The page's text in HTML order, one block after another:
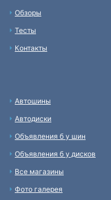
Обзоры
Тесты
Контакты
Автошины
Автодиски
Объявления б у шин
Объявления б у дисков
Все магазины
Фото галерея